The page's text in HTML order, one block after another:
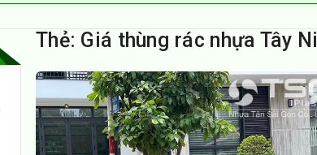
Thẻ: Giá thùng rác nhựa Tây